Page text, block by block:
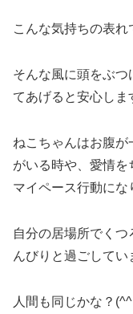
こんな気持ちの表れ
そんな風に頭をぶ
てあげると安心しま
ねこちゃんはお腹
がいる時や、愛情を
マイペース行動にな
自分の居場所でく
んびりと過ごしてい
人間も同じかな？(^^